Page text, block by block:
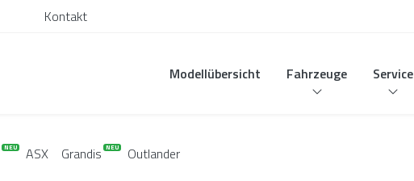
Kontakt
Modellübersicht Fahrzeuge Service
ASX Grandis Outlander